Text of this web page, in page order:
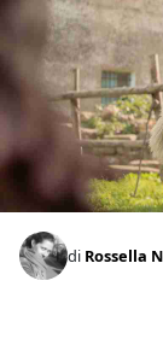
di Rossella